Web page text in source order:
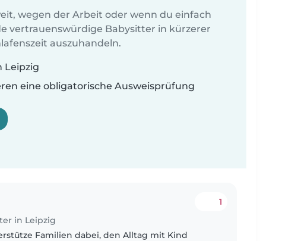
wegen der Arbeit oder wenn du einfach
vertrauenswürdige Babysitter in kürzerer
auszuhandeln.
Leipzig
eine obligatorische Ausweisprüfung
in Leipzig
1
Familien dabei, den Alltag mit Kind